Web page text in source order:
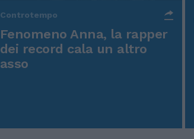
Controtempo
Fenomeno Anna, la rapper
dei record cala un altro
asso